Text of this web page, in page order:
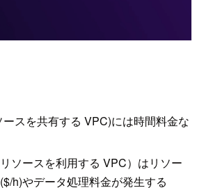
スを共有する VPC)には時間料金な
ソースを利用する VPC）はリソー
h)やデータ処理料金が発生する